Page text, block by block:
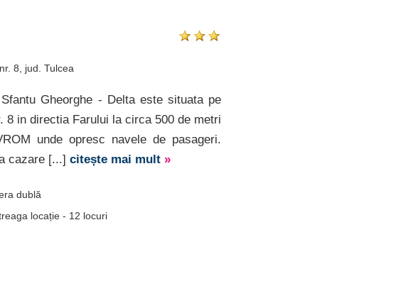
8 , jud. Tulcea
Gheorghe - Delta este situata pe
8 in directia Farului la circa 500 de metri
unde opresc navele de pasageri.
cazare [...] citește mai mult »
dublă
locație - 12 locuri